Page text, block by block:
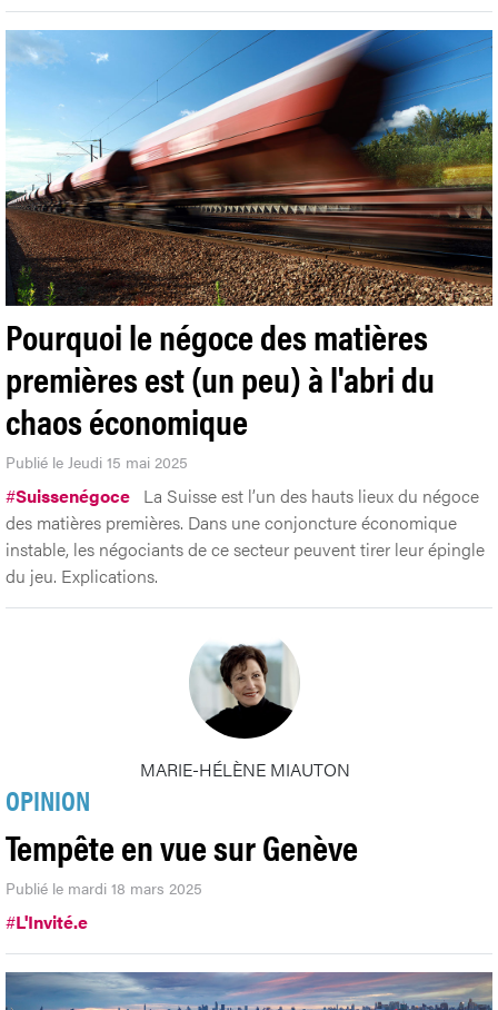
Pourquoi le négoce des matières
premières est (un peu) à l'abri du
chaos économique
Publié le Jeudi 15 mai 2025
#Suissenégoce La Suisse est l’un des hauts lieux du négoce
des matières premières. Dans une conjoncture économique
instable, les négociants de ce secteur peuvent tirer leur épingle
du jeu. Explications.
MARIE-HÉLÈNE MIAUTON
OPINION
Tempête en vue sur Genève
Publié le mardi 18 mars 2025
#L'Invité.e